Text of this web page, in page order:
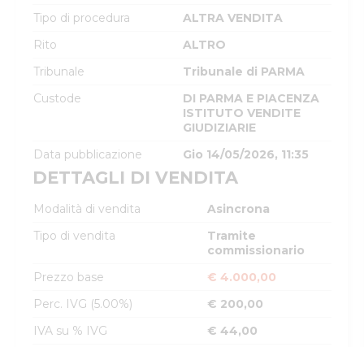
Tipo di procedura
ALTRA VENDITA
Rito
ALTRO
Tribunale
Tribunale di PARMA
Custode
DI PARMA E PIACENZA
ISTITUTO VENDITE
GIUDIZIARIE
Data pubblicazione
Gio 14/05/2026, 11:35
DETTAGLI DI VENDITA
Modalità di vendita
Asincrona
Tipo di vendita
Tramite
commissionario
Prezzo base
€ 4.000,00
Perc. IVG (5.00%)
€ 200,00
IVA su % IVG
€ 44,00